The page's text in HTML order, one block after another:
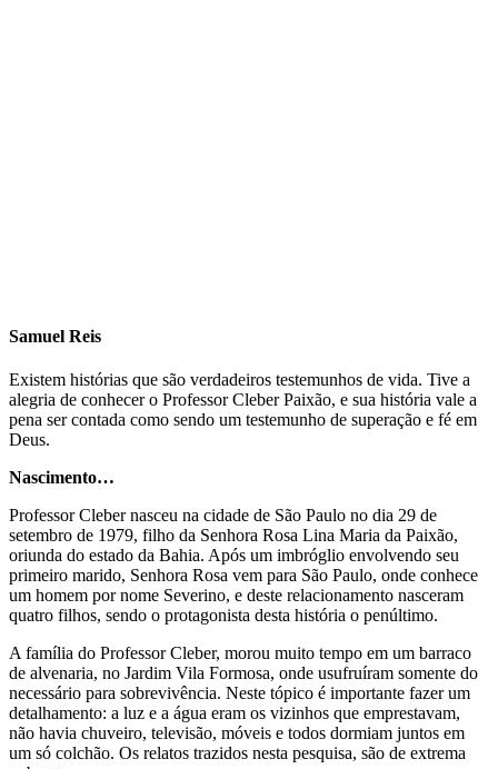
Samuel Reis
Existem histórias que são verdadeiros testemunhos de vida. Tive a
alegria de conhecer o Professor Cleber Paixão, e sua história vale a
pena ser contada como sendo um testemunho de superação e fé em
Deus.
Nascimento…
Professor Cleber nasceu na cidade de São Paulo no dia 29 de
setembro de 1979, filho da Senhora Rosa Lina Maria da Paixão,
oriunda do estado da Bahia. Após um imbróglio envolvendo seu
primeiro marido, Senhora Rosa vem para São Paulo, onde conhece
um homem por nome Severino, e deste relacionamento nasceram
quatro filhos, sendo o protagonista desta história o penúltimo.
A família do Professor Cleber, morou muito tempo em um barraco
de alvenaria, no Jardim Vila Formosa, onde usufruíram somente do
necessário para sobrevivência. Neste tópico é importante fazer um
detalhamento: a luz e a água eram os vizinhos que emprestavam,
não havia chuveiro, televisão, móveis e todos dormiam juntos em
um só colchão. Os relatos trazidos nesta pesquisa, são de extrema